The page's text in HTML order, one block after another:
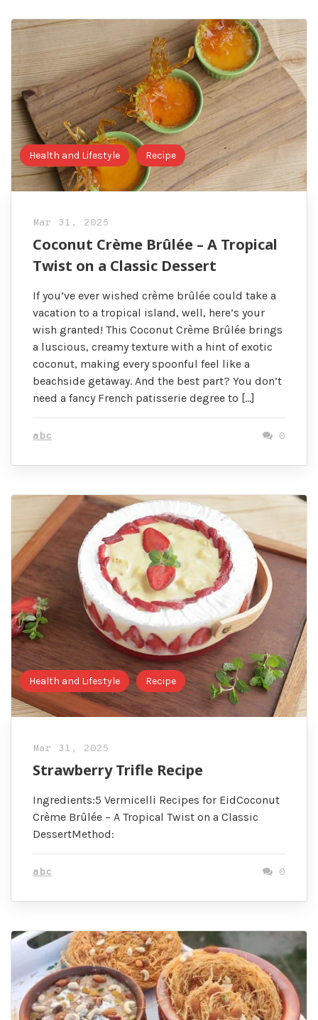
Health and Lifestyle Recipe
Mar 31, 2025
Coconut Crème Brûlée – A Tropical
Twist on a Classic Dessert
If you’ve ever wished crème brûlée could take a
vacation to a tropical island, well, here’s your
wish granted! This Coconut Crème Brûlée brings
a luscious, creamy texture with a hint of exotic
coconut, making every spoonful feel like a
beachside getaway. And the best part? You don’t
need a fancy French patisserie degree to […]
abc 0
Health and Lifestyle Recipe
Mar 31, 2025
Strawberry Trifle Recipe
Ingredients:5 Vermicelli Recipes for EidCoconut
Crème Brûlée – A Tropical Twist on a Classic
DessertMethod:
abc 0